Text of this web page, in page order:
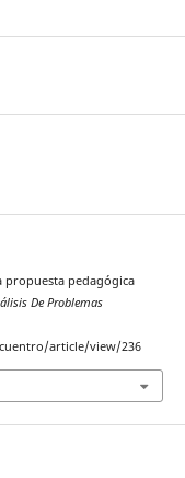
propuesta pedagógica
De Problemas
article/view/236